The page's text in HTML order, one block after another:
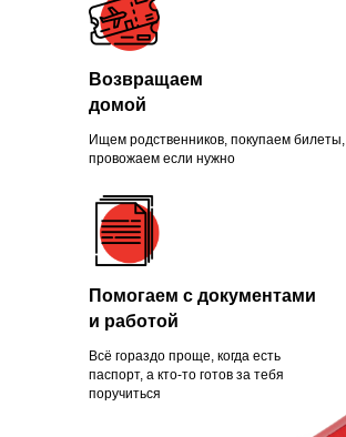
Ищем родственников, покупаем билеты,
провожаем если нужно
Всё гораздо проще, когда есть
паспорт, а кто-то готов за тебя
поручиться
Возвращаем
домой
Помогаем с документами
и работой
Зачем помогать
нуждающимся
Чаще всего это люди, которых
обманули с квартирой, ограбили
на вокзале, выгнали с работы из-
за здоровья или вовремя не дали
нужной поддержки. Постепенно
человек опускает руки.
Становится проще сдаться, чем